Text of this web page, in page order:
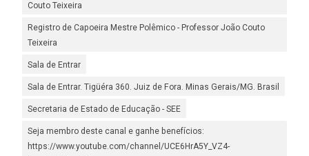
Couto Teixeira
Registro de Capoeira Mestre Polêmico - Professor João Couto
Teixeira
Sala de Entrar
Sala de Entrar. Tigüéra 360. Juiz de Fora. Minas Gerais/MG. Brasil
Secretaria de Estado de Educação - SEE
Seja membro deste canal e ganhe benefícios:
https://www.youtube.com/channel/UCE6HrA5Y_VZ4-